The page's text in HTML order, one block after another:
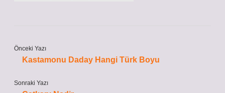
Önceki Yazı
Kastamonu Daday Hangi Türk Boyu
Sonraki Yazı